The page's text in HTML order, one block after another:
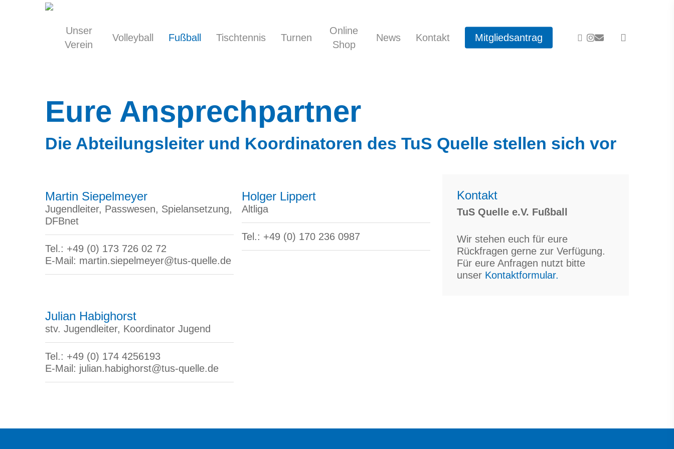
Unser
Verein
Volleyball Fußball Tischtennis Turnen
Online
Shop
News Kontakt Mitgliedsantrag facebook
instagram
email
Eure Ansprechpartner
Die Abteilungsleiter und Koordinatoren des TuS Quelle stellen sich vor
Martin Siepelmeyer
Jugendleiter, Passwesen, Spielansetzung,
DFBnet
Tel.: +49 (0) 173 726 02 72
E-Mail: martin.siepelmeyer@tus-quelle.de
Julian Habighorst
stv. Jugendleiter, Koordinator Jugend
Tel.: +49 (0) 174 4256193
E-Mail: julian.habighorst@tus-quelle.de
Holger Lippert
Altliga
Tel.: +49 (0) 170 236 0987
Kontakt
TuS Quelle e.V. Fußball
Wir stehen euch für eure
Rückfragen gerne zur Verfügung.
Für eure Anfragen nutzt bitte
unser Kontaktformular.